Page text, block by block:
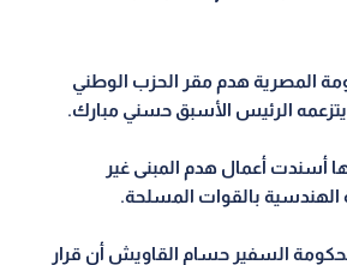
المصرية هدم مقر الحزب الوطني
الرئيس الأسبق حسني مبارك.
أسندت أعمال هدم المبنى غير
الهندسية بالقوات المسلحة.
السفير حسام القاويش أن قرار